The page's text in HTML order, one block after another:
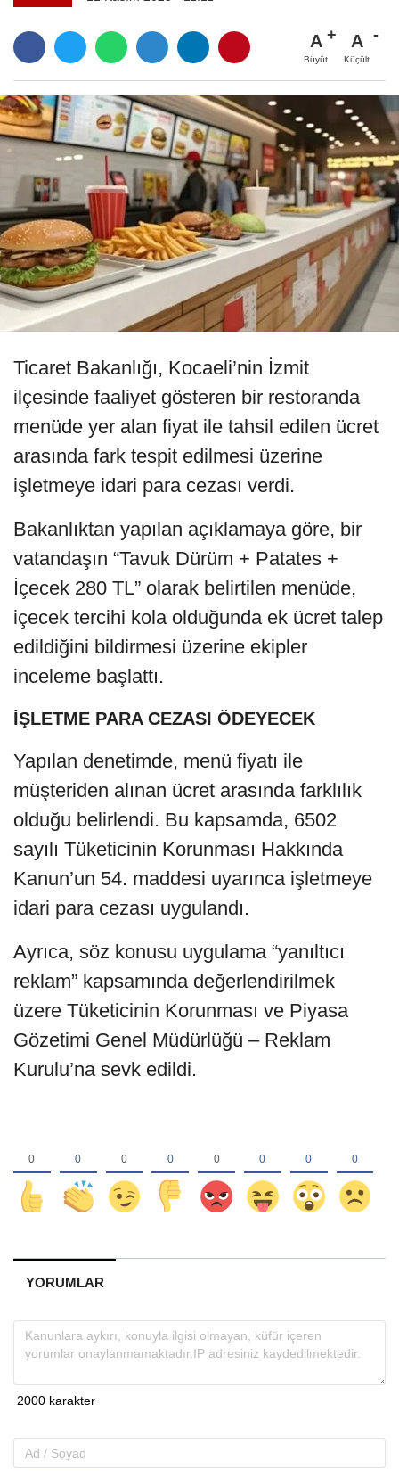
A
Büyüt
A
Küçült
Ticaret Bakanlığı, Kocaeli’nin İzmit
ilçesinde faaliyet gösteren bir restoranda
menüde yer alan fiyat ile tahsil edilen ücret
arasında fark tespit edilmesi üzerine
işletmeye idari para cezası verdi.
Bakanlıktan yapılan açıklamaya göre, bir
vatandaşın “Tavuk Dürüm + Patates +
İçecek 280 TL” olarak belirtilen menüde,
içecek tercihi kola olduğunda ek ücret talep
edildiğini bildirmesi üzerine ekipler
inceleme başlattı.
İŞLETME PARA CEZASI ÖDEYECEK
Yapılan denetimde, menü fiyatı ile
müşteriden alınan ücret arasında farklılık
olduğu belirlendi. Bu kapsamda, 6502
sayılı Tüketicinin Korunması Hakkında
Kanun’un 54. maddesi uyarınca işletmeye
idari para cezası uygulandı.
Ayrıca, söz konusu uygulama “yanıltıcı
reklam” kapsamında değerlendirilmek
üzere Tüketicinin Korunması ve Piyasa
Gözetimi Genel Müdürlüğü – Reklam
Kurulu’na sevk edildi.
YORUMLAR